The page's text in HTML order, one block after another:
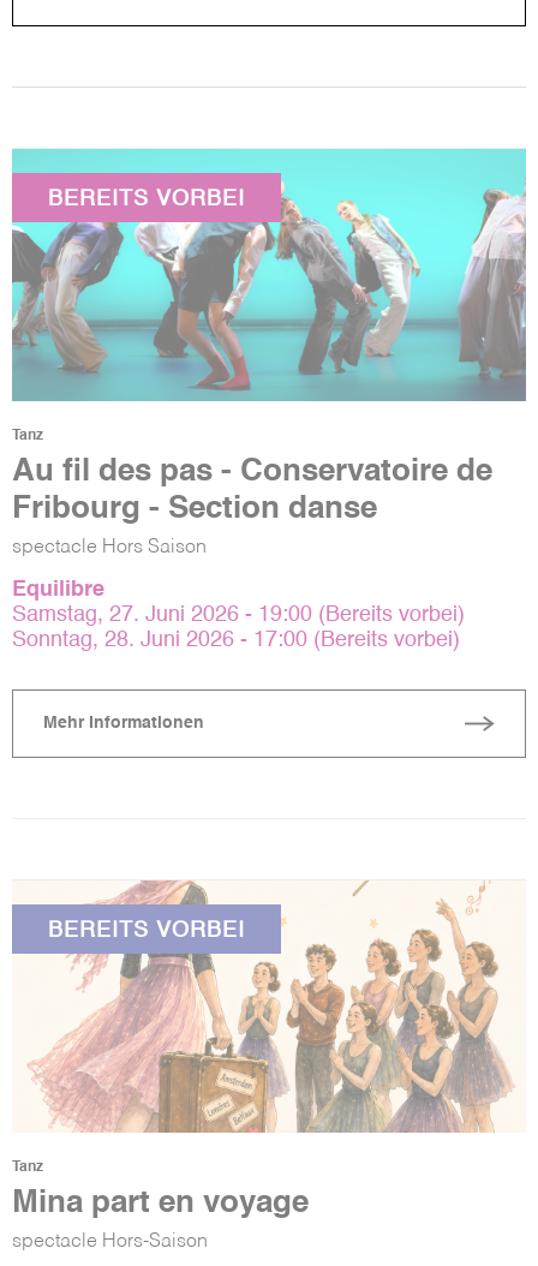
BEREITS VORBEI
Tanz
Au fil des pas - Conservatoire de
Fribourg - Section danse
spectacle Hors Saison
Equilibre
Samstag, 27. Juni 2026 - 19:00 (Bereits vorbei)
Sonntag, 28. Juni 2026 - 17:00 (Bereits vorbei)
Mehr Informationen
BEREITS VORBEI
Tanz
Mina part en voyage
spectacle Hors-Saison